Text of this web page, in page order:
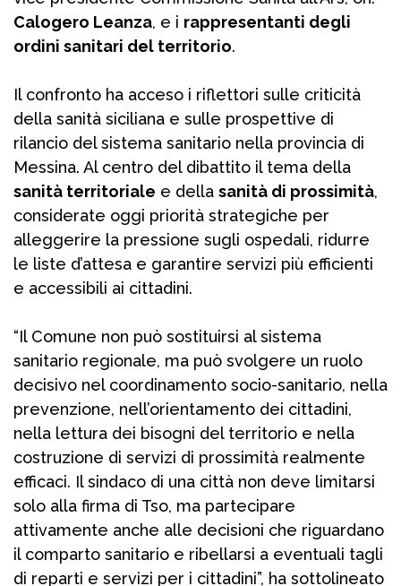
Calogero Leanza, e i rappresentanti degli
ordini sanitari del territorio.
Il confronto ha acceso i riflettori sulle criticità
della sanità siciliana e sulle prospettive di
rilancio del sistema sanitario nella provincia di
Messina. Al centro del dibattito il tema della
sanità territoriale e della sanità di prossimità,
considerate oggi priorità strategiche per
alleggerire la pressione sugli ospedali, ridurre
le liste d’attesa e garantire servizi più efficienti
e accessibili ai cittadini.
“Il Comune non può sostituirsi al sistema
sanitario regionale, ma può svolgere un ruolo
decisivo nel coordinamento socio-sanitario, nella
prevenzione, nell’orientamento dei cittadini,
nella lettura dei bisogni del territorio e nella
costruzione di servizi di prossimità realmente
efficaci. Il sindaco di una città non deve limitarsi
solo alla firma di Tso, ma partecipare
attivamente anche alle decisioni che riguardano
il comparto sanitario e ribellarsi a eventuali tagli
di reparti e servizi per i cittadini”, ha sottolineato